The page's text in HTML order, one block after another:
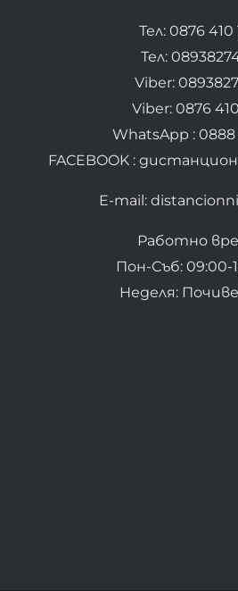
Тел: 0876 410
Тел:
Viber:
Viber: 0876
WhatsApp : 0888
FACEBOOK :
E-mail:
Работно
Пон-Съб: 09:00-
Неделя: